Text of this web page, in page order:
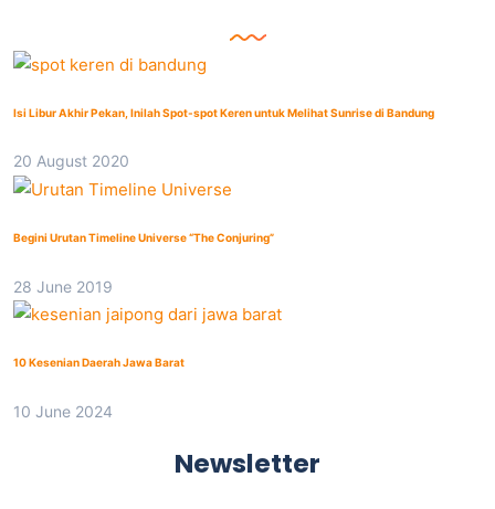
Isi Libur Akhir Pekan, Inilah Spot-spot Keren untuk Melihat Sunrise di Bandung
20 August 2020
Begini Urutan Timeline Universe “The Conjuring”
28 June 2019
10 Kesenian Daerah Jawa Barat
10 June 2024
Newsletter